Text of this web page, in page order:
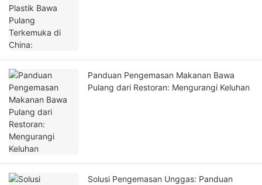
Panduan Pengemasan Makanan Bawa
Pulang dari Restoran: Mengurangi Keluhan
Solusi Pengemasan Unggas: Panduan